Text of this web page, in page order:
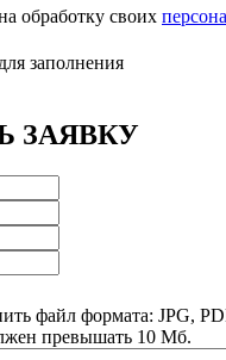
обработку своих
заполнения
ЗАЯВКУ
файл формата: JPG,
превышать 10 Мб.